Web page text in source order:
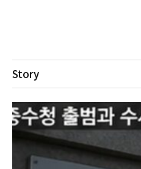
Story